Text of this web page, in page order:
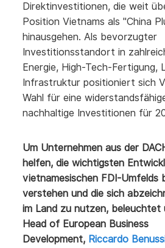
Direktinvestitionen, die weit
Position Vietnams als "China
hinausgehen. Als bevorzugter
Investitionsstandort in
Energie, High-Tech-Fertigung,
Infrastruktur positioniert sich
Wahl für eine
nachhaltige Investitionen für
Um Unternehmen aus der
helfen, die wichtigsten
vietnamesischen FDI-Umfelds
verstehen und die sich
im Land zu nutzen, beleuchtet
Head of European Business
Development, Riccardo